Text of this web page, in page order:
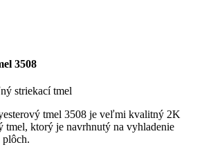
3508
striekací tmel
tmel 3508 je veľmi kvalitný 2K
tmel, ktorý je navrhnutý na vyhladenie
plôch.